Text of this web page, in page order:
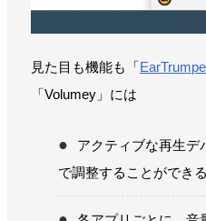
見た目も機能も「
「Volumey」には
アクティブな再生デ
で調整することができる